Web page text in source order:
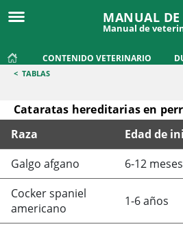
MANUAL DE
Manual de
CONTENIDO VETERINARIO
< TABLAS
Cataratas hereditarias en
Cataratas hereditarias en perros
Raza
Edad de
Galgo afgano
6-12 meses
Cocker spaniel
americano
1-6 años